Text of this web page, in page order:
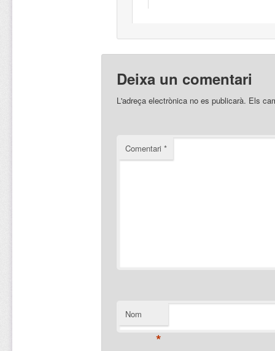
Deixa un comentari
L'adreça electrònica no es publicarà. Els
Comentari *
Nom
*